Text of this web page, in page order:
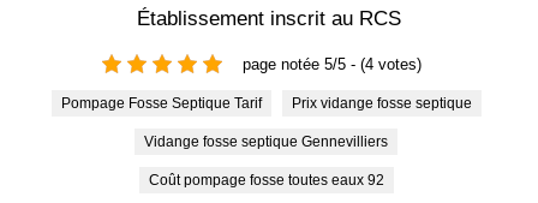
Établissement inscrit au RCS
page notée 5/5 - (4 votes)
Pompage Fosse Septique Tarif Prix vidange fosse septique
Vidange fosse septique Gennevilliers
Coût pompage fosse toutes eaux 92